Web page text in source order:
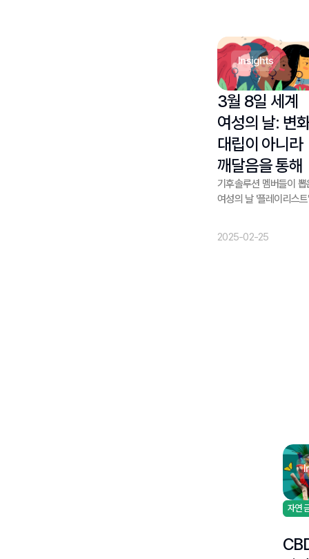
insights
3월 8일 세계
여성의 날: 변
대립이 아니라
깨달음을 통해
기후솔루션 멤버들이 뽑
여성의 날 '플레이리스트'
2025-02-25
자연